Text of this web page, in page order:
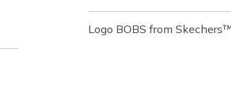
Logo BOBS from Skechers™